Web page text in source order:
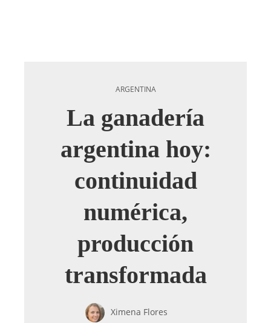
ARGENTINA
La ganadería
argentina hoy:
continuidad
numérica,
producción
transformada
Ximena Flores